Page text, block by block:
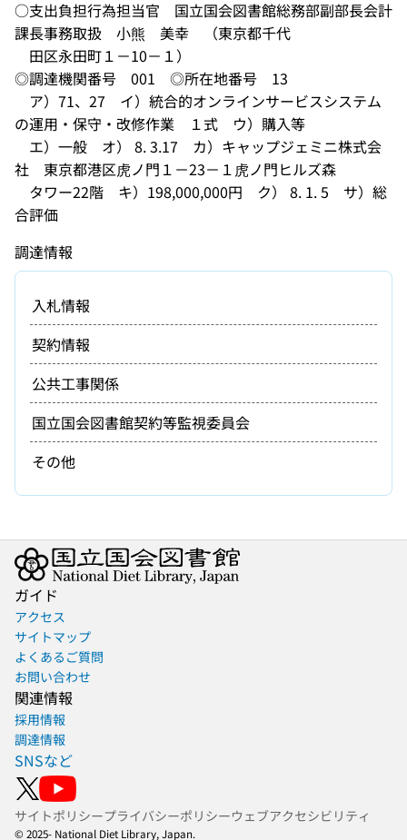
○支出負担行為担当官 国立国会図書館総務部副部長会計
課長事務取扱 小熊 美幸 （東京都千代
田区永田町１－10－１）
◎調達機関番号 001 ◎所在地番号 13
ア）71、27 イ）統合的オンラインサービスシステム
の運用・保守・改修作業 １式 ウ）購入等
エ）一般 オ） 8. 3.17 カ）キャップジェミニ株式会
社 東京都港区虎ノ門１－23－１虎ノ門ヒルズ森
タワー22階 キ）198,000,000円 ク） 8. 1. 5 サ）総
合評価
調達情報
入札情報
契約情報
公共工事関係
国立国会図書館契約等監視委員会
その他
ガイド
アクセス
サイトマップ
よくあるご質問
お問い合わせ
関連情報
採用情報
調達情報
SNSなど
サイトポリシープライバシーポリシーウェブアクセシビリティ
© 2025- National Diet Library, Japan.